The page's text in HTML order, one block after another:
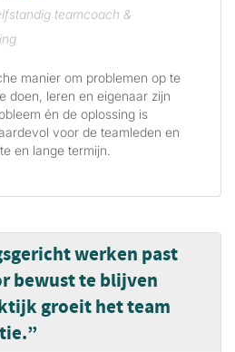
teamcoach &
manier om problemen op te
doen, leren en eigenaar zijn
én de oplossing is
voor de teamleden en
en lange termijn.
werken past
bewust te blijven
groeit het team